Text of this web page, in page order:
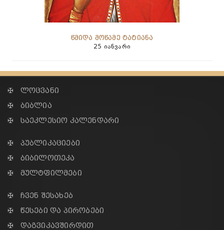
წმიდა მოწამე ტატიანა
25 იანვარი
✠ ლოცვანი
✠ ბიბლია
✠ საეკლესიო კალენდარი
✠ პუბლიკაციები
✠ ბიბილოთეკა
✠ მულტფილმები
✠ ჩვენ შესახებ
✠ წესები და პირობები
✠ დაგვიკავშირდით